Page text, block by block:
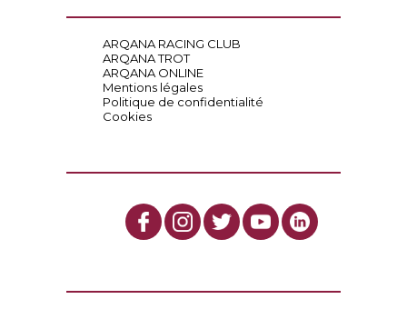
ARQANA RACING CLUB
ARQANA TROT
ARQANA ONLINE
Mentions légales
Politique de confidentialité
Cookies